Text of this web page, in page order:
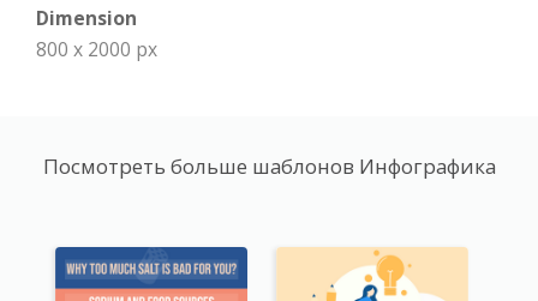
Dimension
800 x 2000 px
Посмотреть больше шаблонов Инфографика